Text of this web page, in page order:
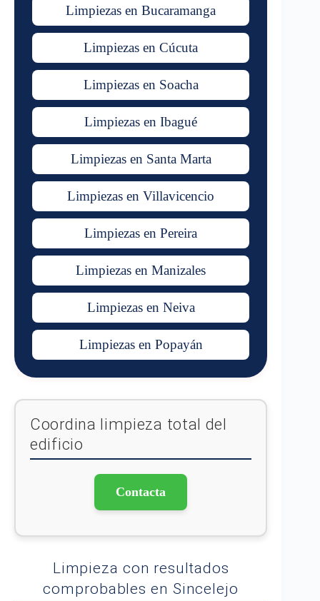
Limpiezas en Bucaramanga
Limpiezas en Cúcuta
Limpiezas en Soacha
Limpiezas en Ibagué
Limpiezas en Santa Marta
Limpiezas en Villavicencio
Limpiezas en Pereira
Limpiezas en Manizales
Limpiezas en Neiva
Limpiezas en Popayán
Coordina limpieza total del
edificio
Contacta
Limpieza con resultados
comprobables en Sincelejo